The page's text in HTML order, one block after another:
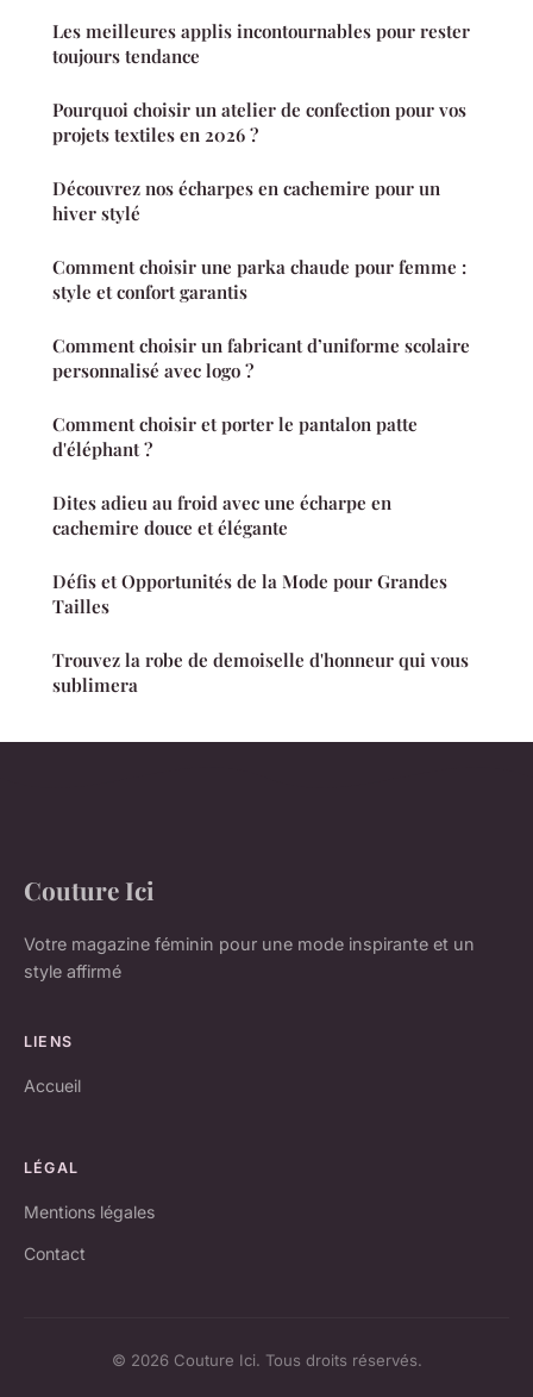
Les meilleures applis incontournables pour rester
toujours tendance
Pourquoi choisir un atelier de confection pour vos
projets textiles en 2026 ?
Découvrez nos écharpes en cachemire pour un
hiver stylé
Comment choisir une parka chaude pour femme :
style et confort garantis
Comment choisir un fabricant d’uniforme scolaire
personnalisé avec logo ?
Comment choisir et porter le pantalon patte
d'éléphant ?
Dites adieu au froid avec une écharpe en
cachemire douce et élégante
Défis et Opportunités de la Mode pour Grandes
Tailles
Trouvez la robe de demoiselle d'honneur qui vous
sublimera
Couture Ici
Votre magazine féminin pour une mode inspirante et un
style affirmé
LIENS
Accueil
LÉGAL
Mentions légales
Contact
© 2026 Couture Ici. Tous droits réservés.